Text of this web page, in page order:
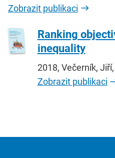
Zobrazit publikaci
Ranking
inequality
2018, Večerník,
Zobrazit publikaci